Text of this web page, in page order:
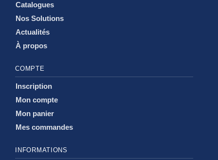
INFORMATIONS
Catalogues
Nos Solutions
Actualités
À propos
COMPTE
Inscription
Mon compte
Mon panier
Mes commandes